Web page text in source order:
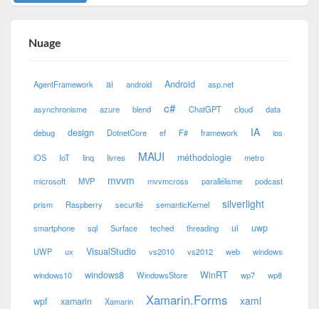
Nuage
AgentFramework ai android Android asp.net
asynchronisme azure blend c# ChatGPT cloud data
debug design DotnetCore ef F# framework IA ios
iOS IoT linq livres MAUI méthodologie metro
microsoft MVP mvvm mvvmcross parallélisme podcast
prism Raspberry securité semanticKernel silverlight
smartphone sql Surface teched threading ui uwp
UWP ux VisualStudio vs2010 vs2012 web windows
windows10 windows8 WindowsStore WinRT wp7 wp8
wpf xamarin Xamarin Xamarin.Forms xaml